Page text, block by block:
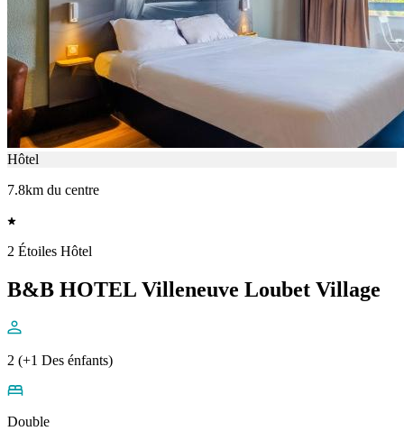
Hôtel
7.8km du centre
2 Étoiles Hôtel
B&B HOTEL Villeneuve Loubet Village
2 (+1 Des énfants)
Double